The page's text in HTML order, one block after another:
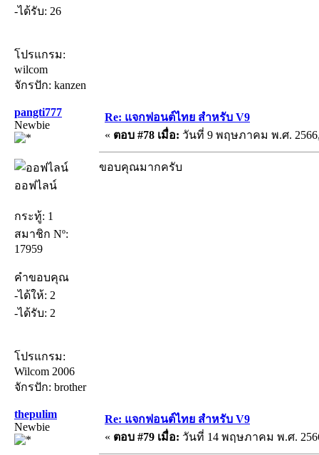
-ได้รับ: 26
โปรแกรม:
wilcom
จักรปัก: kanzen
pangti777
Newbie
ออฟไลน์
กระทู้: 1
สมาชิก Nº:
17959
คำขอบคุณ
-ได้ให้: 2
-ได้รับ: 2
โปรแกรม:
Wilcom 2006
จักรปัก: brother
Re: แจกฟอนต์ไทย สำหรับ V9
« ตอบ #78 เมื่อ: วันที่ 9 พฤษภาคม พ.ศ. 2566,
ขอบคุณมากครับ
thepulim
Newbie
Re: แจกฟอนต์ไทย สำหรับ V9
« ตอบ #79 เมื่อ: วันที่ 14 พฤษภาคม พ.ศ.